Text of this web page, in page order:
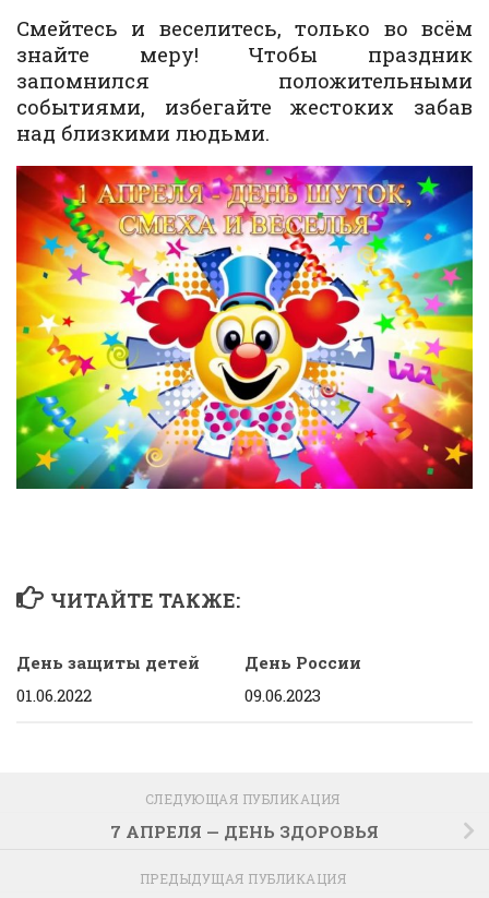
Смейтесь и веселитесь, только во всём
знайте меру! Чтобы праздник
запомнился положительными
событиями, избегайте жестоких забав
над близкими людьми.
ЧИТАЙТЕ ТАКЖЕ:
День защиты детей
01.06.2022
День России
09.06.2023
СЛЕДУЮЩАЯ ПУБЛИКАЦИЯ
7 АПРЕЛЯ — ДЕНЬ ЗДОРОВЬЯ
ПРЕДЫДУЩАЯ ПУБЛИКАЦИЯ